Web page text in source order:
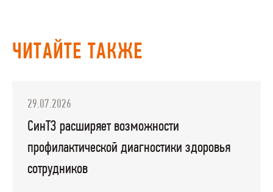
ЧИТАЙТЕ ТАКЖЕ
29.07.2026
СинТЗ расширяет возможности
профилактической диагностики здоровья
сотрудников